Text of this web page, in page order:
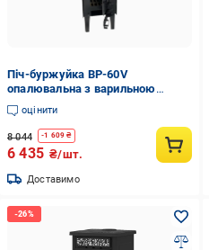
Піч-буржуйка BP-60V
опалювальна з варильною
поверхнею 4 мм Чорний (57-17-
BP-60V)
оцінити
8 044 -1 609 ₴
6 435 ₴/шт.
Доставимо